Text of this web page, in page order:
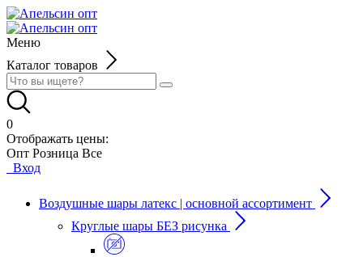
Меню
Каталог товаров
0
Отображать цены:
Опт Розница Все
Вход
Воздушные шары латекс | основной ассортимент
Круглые шары БЕЗ рисунка